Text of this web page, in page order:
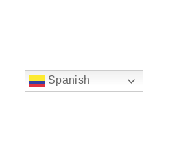
Spanish